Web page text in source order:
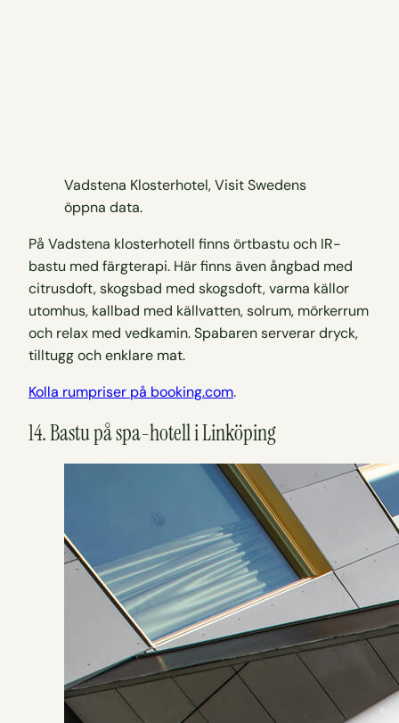
Vadstena Klosterhotel, Visit Swedens
öppna data.
På Vadstena klosterhotell finns örtbastu och IR-
bastu med färgterapi. Här finns även ångbad med
citrusdoft, skogsbad med skogsdoft, varma källor
utomhus, kallbad med källvatten, solrum, mörkerrum
och relax med vedkamin. Spabaren serverar dryck,
tilltugg och enklare mat.
Kolla rumpriser på booking.com.
14. Bastu på spa-hotell i Linköping